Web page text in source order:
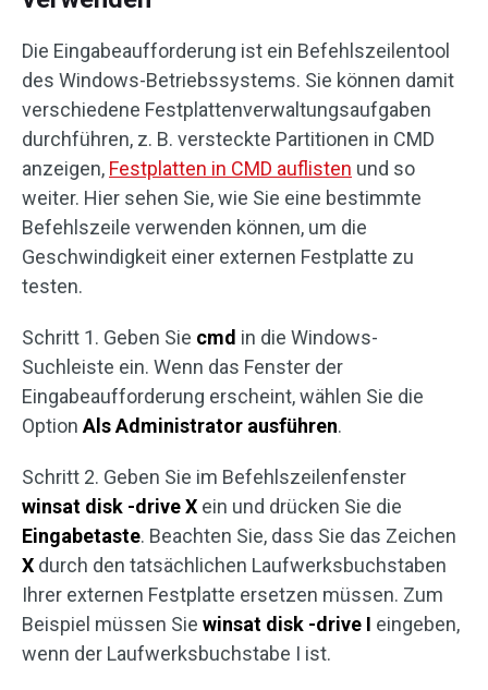
Die Eingabeaufforderung ist ein Befehlszeilentool
des Windows-Betriebssystems. Sie können damit
verschiedene Festplattenverwaltungsaufgaben
durchführen, z. B. versteckte Partitionen in CMD
anzeigen, Festplatten in CMD auflisten und so
weiter. Hier sehen Sie, wie Sie eine bestimmte
Befehlszeile verwenden können, um die
Geschwindigkeit einer externen Festplatte zu
testen.
Schritt 1. Geben Sie cmd in die Windows-
Suchleiste ein. Wenn das Fenster der
Eingabeaufforderung erscheint, wählen Sie die
OptionAls Administrator ausführen.
Schritt 2. Geben Sie im Befehlszeilenfenster
winsat disk -drive X ein und drücken Sie die
Eingabetaste. Beachten Sie, dass Sie das Zeichen
X durch den tatsächlichen Laufwerksbuchstaben
Ihrer externen Festplatte ersetzen müssen. Zum
Beispiel müssen Sie winsat disk -drive I eingeben,
wenn der Laufwerksbuchstabe I ist.